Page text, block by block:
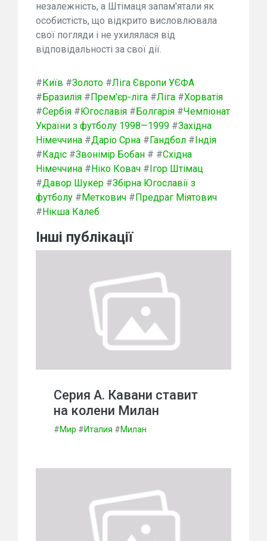
незалежність, а Штімаця запам'ятали як
особистість, що відкрито висловлювала
свої погляди і не ухилялася від
відповідальності за свої дії.
#Київ #Золото #Ліга Європи УЄФА
#Бразилія #Прем'єр-ліга #Ліга #Хорватія
#Сербія #Югославія #Болгарія #Чемпіонат
України з футболу 1998—1999 #Західна
Німеччина #Даріо Срна #Гандбол #Індія
#Кадіс #Звонімір Бобан # #Східна
Німеччина #Ніко Ковач #Ігор Штімац
#Давор Шукер #Збірна Югославії з
футболу #Меткович #Предраг Міятович
#Нікша Калеб
Інші публікації
Серия А. Кавани ставит
на колени Милан
#Мир #Италия #Милан